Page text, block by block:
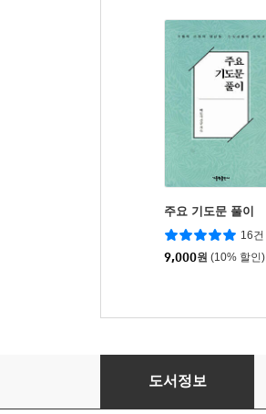
주요 기도문 풀이
16건
9,000원 (10% 할인)
무엇 하는 사람들인가
도서정보